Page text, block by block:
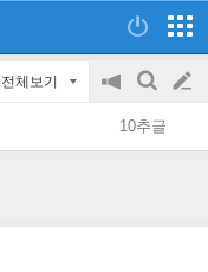
전체보기
공
지
on/off
검
색
글
쓰
10추글